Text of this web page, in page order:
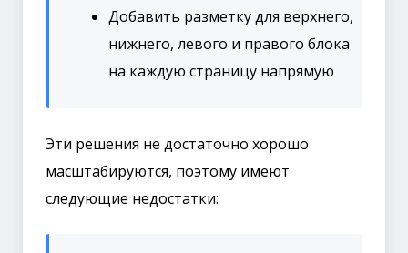
Добавить разметку для верхнего,
нижнего, левого и правого блока
на каждую страницу напрямую
Эти решения не достаточно хорошо
масштабируются, поэтому имеют
следующие недостатки: